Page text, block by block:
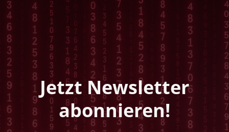
Jetzt Newsletter
abonnieren!